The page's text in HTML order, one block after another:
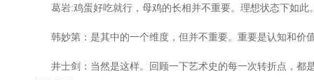
葛岩:鸡蛋好吃就行，母鸡的长相并不重要。理想状态下如此
韩妙第：是其中的一个维度，但并不重要。重要是认知和价
井士剑：当然是这样。回顾一下艺术史的每一次转折点，都